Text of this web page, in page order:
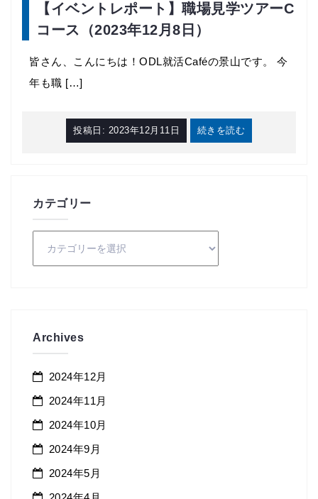
【イベントレポート】職場見学ツアーC
コース（2023年12月8日）
皆さん、こんにちは！ODL就活Caféの景山です。 今
年も職 […]
投稿日: 2023年12月11日 続きを読む
カテゴリー
Archives
2024年12月
2024年11月
2024年10月
2024年9月
2024年5月